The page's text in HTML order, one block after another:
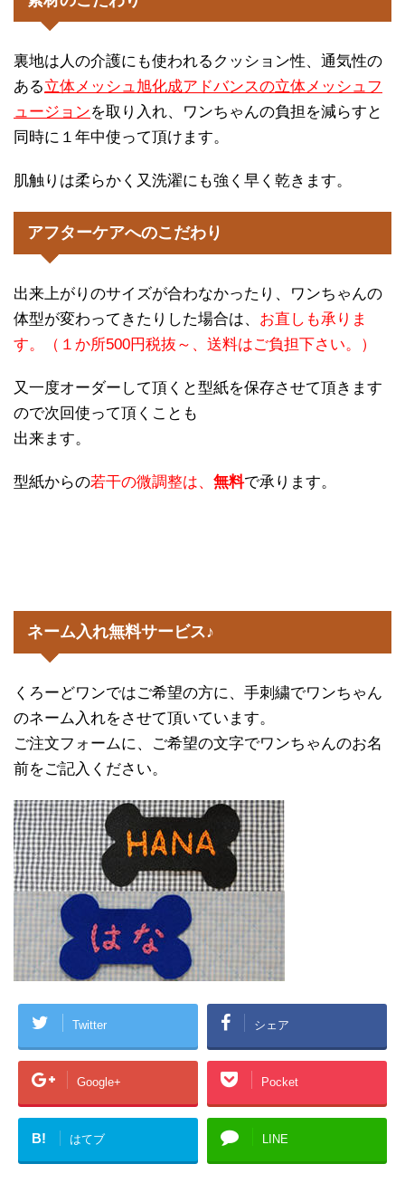
裏地は人の介護にも使われるクッション性、通気性の
ある立体メッシュ旭化成アドバンスの立体メッシュフ
ュージョンを取り入れ、ワンちゃんの負担を減らすと
同時に１年中使って頂けます。
肌触りは柔らかく又洗濯にも強く早く乾きます。
アフターケアへのこだわり
出来上がりのサイズが合わなかったり、ワンちゃんの
体型が変わってきたりした場合は、 お直しも承りま
す。（１か所500円税抜～、送料はご負担下さい。）
又一度オーダーして頂くと型紙を保存させて頂きます
ので次回使って頂くことも
出来ます。
型紙からの若干の微調整は、 無料で承ります。
ネーム入れ無料サービス♪
くろーどワンではご希望の方に、手刺繍でワンちゃん
のネーム入れをさせて頂いています。
ご注文フォームに、ご希望の文字でワンちゃんのお名
前をご記入ください。
Twitter シェア
Google+ Pocket
B! はてブ LINE